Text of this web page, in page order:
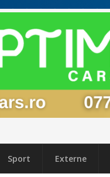
Sport Externe